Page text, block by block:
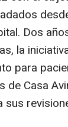
Dos
la
para
Casa
sus